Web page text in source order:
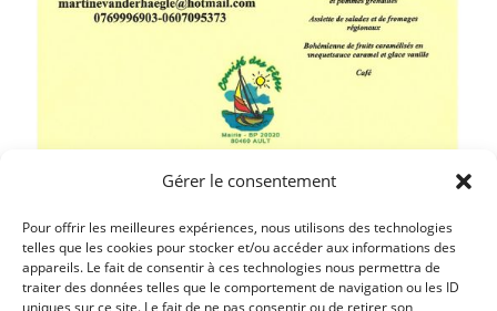
Gérer le consentement
Pour offrir les meilleures expériences, nous utilisons des technologies
telles que les cookies pour stocker et/ou accéder aux informations des
appareils. Le fait de consentir à ces technologies nous permettra de
traiter des données telles que le comportement de navigation ou les ID
uniques sur ce site. Le fait de ne pas consentir ou de retirer son
Article précédent